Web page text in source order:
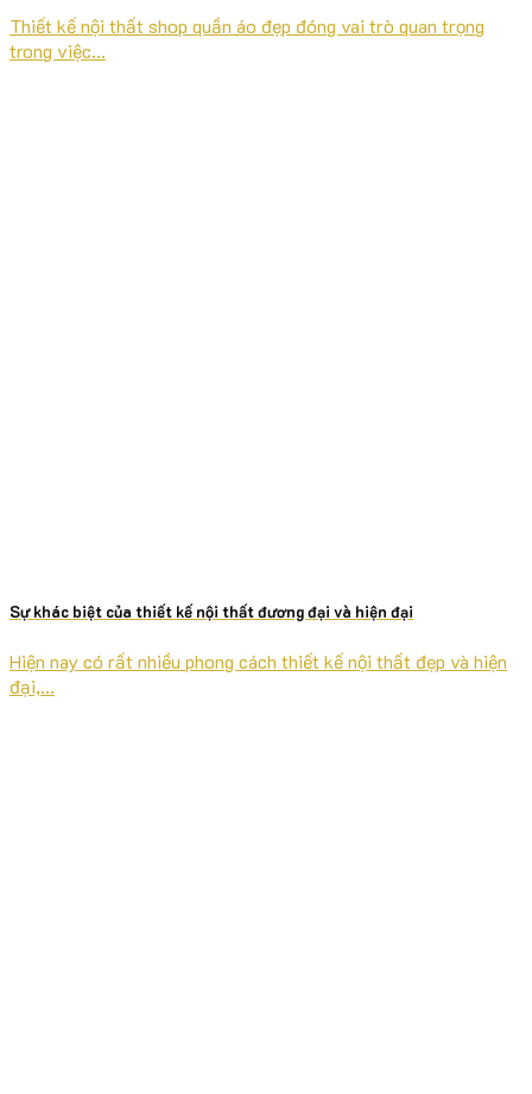
Thiết kế nội thất shop quần áo đẹp đóng vai trò quan trọng
trong việc...
Sự khác biệt của thiết kế nội thất đương đại và hiện đại
Hiện nay có rất nhiều phong cách thiết kế nội thất đẹp và hiện
đại,...